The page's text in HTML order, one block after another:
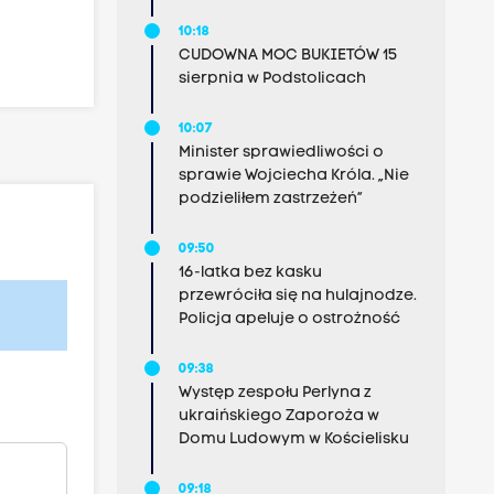
10:18
CUDOWNA MOC BUKIETÓW 15
sierpnia w Podstolicach
10:07
Minister sprawiedliwości o
sprawie Wojciecha Króla. „Nie
podzieliłem zastrzeżeń”
09:50
16-latka bez kasku
przewróciła się na hulajnodze.
Policja apeluje o ostrożność
09:38
Występ zespołu Perlyna z
ukraińskiego Zaporoża w
Domu Ludowym w Kościelisku
09:18